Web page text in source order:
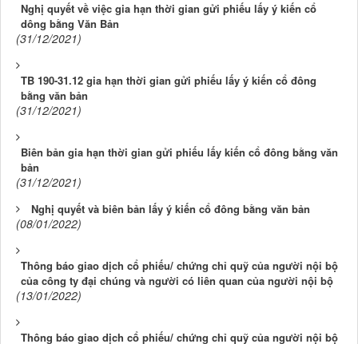
Nghị quyết về việc gia hạn thời gian gửi phiếu lấy ý kiến cổ
dông bằng Văn Bản
(31/12/2021)
TB 190-31.12 gia hạn thời gian gửi phiếu lấy ý kiến cổ đông
bằng văn bản
(31/12/2021)
Biên bản gia hạn thời gian gửi phiếu lấy kiến cổ đông bằng văn
bản
(31/12/2021)
Nghị quyết và biên bản lấy ý kiến cổ đông bằng văn bản
(08/01/2022)
Thông báo giao dịch cổ phiếu/ chứng chỉ quỹ của người nội bộ
của công ty đại chúng và người có liên quan của người nội bộ
(13/01/2022)
Thông báo giao dịch cổ phiếu/ chứng chỉ quỹ của người nội bộ